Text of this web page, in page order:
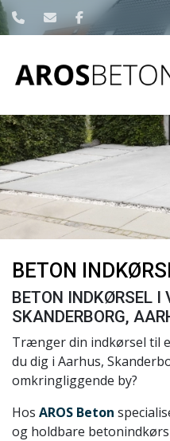
Gå
til
BETON
BETON INDKØRSEL I
SKANDERBORG,
Trænger din indkørsel til
du dig i Aarhus,
omkringliggende by?
Hos AROS Beton
og holdbare